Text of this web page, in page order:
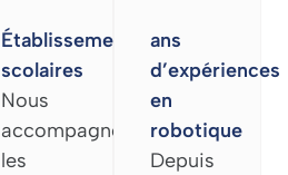
Établissements
scolaires
Nous
accompagnons
les
ans
d’expériences
en
robotique
Depuis